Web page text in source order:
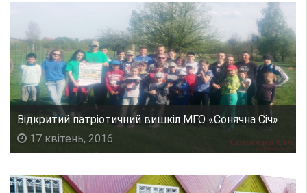
Відкритий патріотичний вишкіл МГО «Сонячна Січ»
17 квітень, 2016